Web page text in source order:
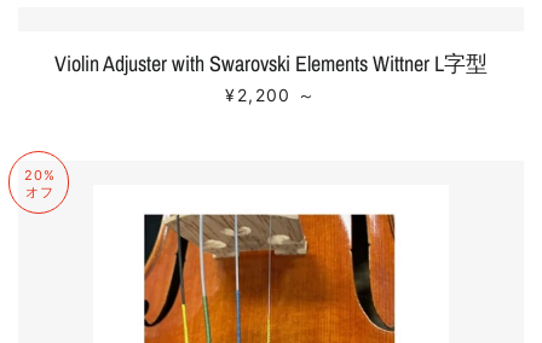
Violin Adjuster with Swarovski Elements Wittner L字型
販売価格
¥2,200 ～
20%
オフ